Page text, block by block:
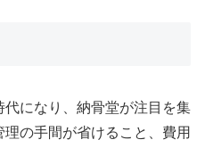
になり、納骨堂が注目を集
の手間が省けること、費用